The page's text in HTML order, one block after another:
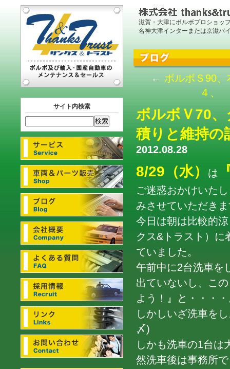
滋賀・大津にボルボプロショッ
名神大津インターまたは京滋バ
サイト内検索
← ボルボＳ90
４、
ボルボＶ70
積りと維持の
2012.08.28
8/29（水） は
ご迷惑おかけいた
みさせていただき
今日は朝は比較的
クス&トラスト）に
ていました。
午前中に2台洗車を
出ていないし、こ
よう！』と・・・
しかしいざ洗車を
〆)
しかも洗車の1台は
然洗車後は事務所